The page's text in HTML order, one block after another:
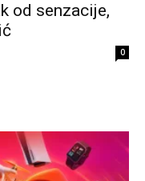
od senzacije,
0